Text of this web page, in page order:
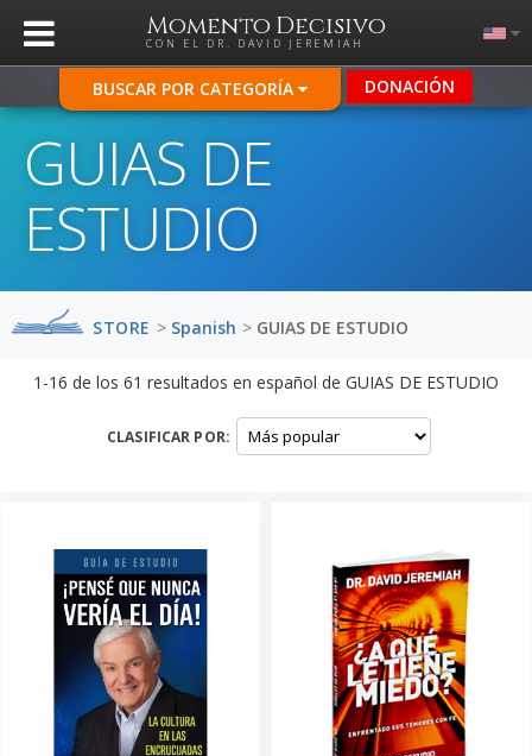
Momento Decisivo
CON EL DR. DAVID JEREMIAH
BUSCAR POR CATEGORÍA DONACIÓN
GUIAS DE
ESTUDIO
STORE > Spanish > GUIAS DE ESTUDIO
1-16 de los 61 resultados en español de GUIAS DE ESTUDIO
CLASIFICAR POR: